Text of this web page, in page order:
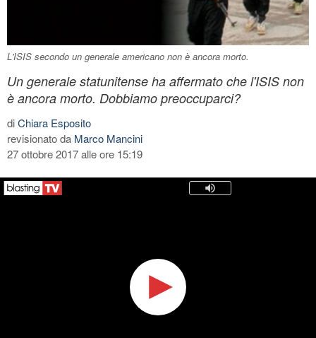
L'ISIS secondo un generale americano non è ancora morto.
Un generale statunitense ha affermato che l'ISIS non
è ancora morto. Dobbiamo preoccuparci?
diChiara Esposito
revisionato da Marco Mancini
27 ottobre 2017 alle ore 15:19